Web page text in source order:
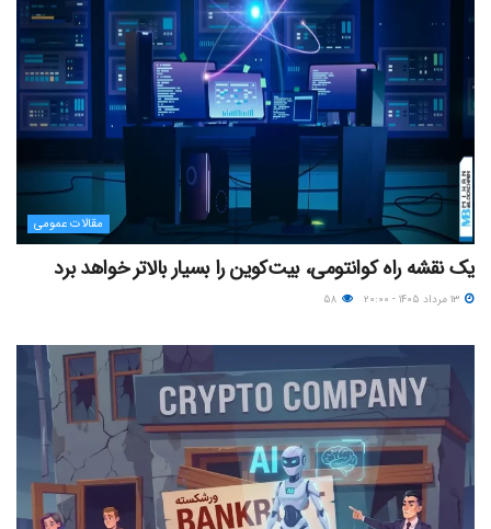
مقالات عمومی
یک نقشه راه کوانتومی، بیت‌کوین را بسیار بالاتر خواهد برد